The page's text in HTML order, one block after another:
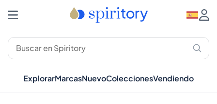
ExplorarMarcasNuevoColeccionesVendiendo